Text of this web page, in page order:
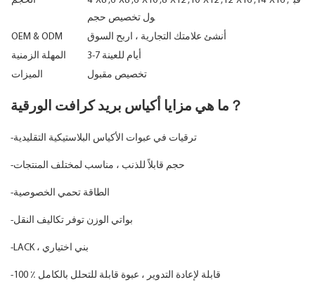
ول تخصيص حجم
OEM & ODM
أنشئ علامتك التجارية ، اربح السوق
المهلة الزمنية
3-7 أيام للعينة
الميزات
تخصيص مقبول
ما هي مزايا أكياس بريد كرافت الورقية？
-ترقيات في عبوات الأكياس البلاستيكية التقليدية
-حجم قابلاً للذنب ، مناسب لمختلف المنتجات
-الطاقة تحمي الخصوصية
-بواتي الوزن توفر تكاليف النقل
-LACK ، بني اختياري
-100 ٪ قابلة لإعادة التدوير ، عبوة قابلة للتحلل بالكامل